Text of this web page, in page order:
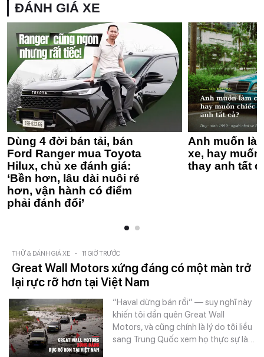
ĐÁNH GIÁ XE
Dùng 4 đời bán tải, bán
Ford Ranger mua Toyota
Hilux, chủ xe đánh giá:
‘Bền hơn, lâu dài nuôi rẻ
hơn, vận hành có điểm
phải đánh đổi’
Anh muốn
xe, hay
thay anh tất
THỬ & ĐÁNH GIÁ XE - 11 GIỜ TRƯỚC
Great Wall Motors xứng đáng có một màn trở
lại rực rỡ hơn tại Việt Nam
“Haval dừng bán rồi” — suy nghĩ này
khiến tôi dần quên Great Wall
Motors, và cũng chính là lý do tôi liều
sang Trung Quốc xem họ thực sự là…